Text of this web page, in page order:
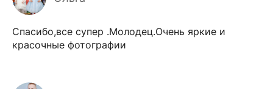
Спасибо,все супер .Молодец.Очень яркие и
красочные фотографии